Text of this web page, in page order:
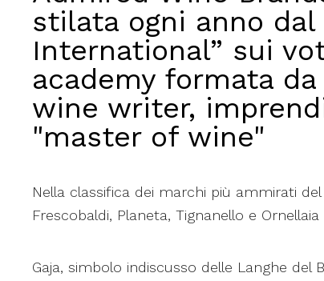
stilata ogni anno dal
International” sui
academy formata
wine writer,
"master of wine"
Nella classifica dei marchi più ammirati
Frescobaldi, Planeta, Tignanello e Ornellaia
Gaja, simbolo indiscusso delle Langhe del